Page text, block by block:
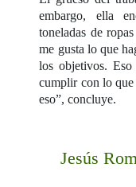
embargo, ella
toneladas de
me gusta lo que
los objetivos.
cumplir con lo que
eso”, concluye.
Jesús